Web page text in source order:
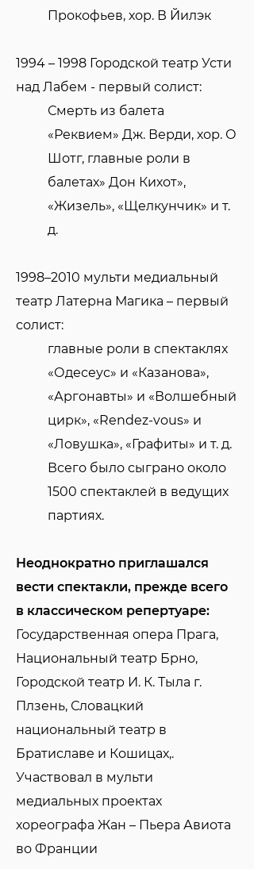
Прокофьев, хор. В Йилэк
1994 – 1998 Городской театр Усти
над Лабем - первый солист:
Смерть из балета
«Реквием» Дж. Верди, хор. О
Шотг, главные роли в
балетах» Дон Кихот»,
«Жизель», «Щелкунчик» и т.
д.
1998–2010 мульти медиальный
театр Латерна Магика – первый
солист:
главные роли в спектаклях
«Одесеус» и «Казанова»,
«Аргонавты» и «Волшебный
цирк», «Rendez-vous» и
«Ловушка», «Графиты» и т. д.
Всего было сыграно около
1500 спектаклей в ведущих
партиях.
Неоднократно приглашался
вести спектакли, прежде всего
в классическом репертуаре:
Государственная опера Прага,
Национальный театр Брно,
Городской театр И. К. Тыла г.
Плзень, Словацкий
национальный театр в
Братиславе и Кошицах,.
Участвовал в мульти
медиальных проектах
хореографа Жан – Пьера Авиота
во Франции